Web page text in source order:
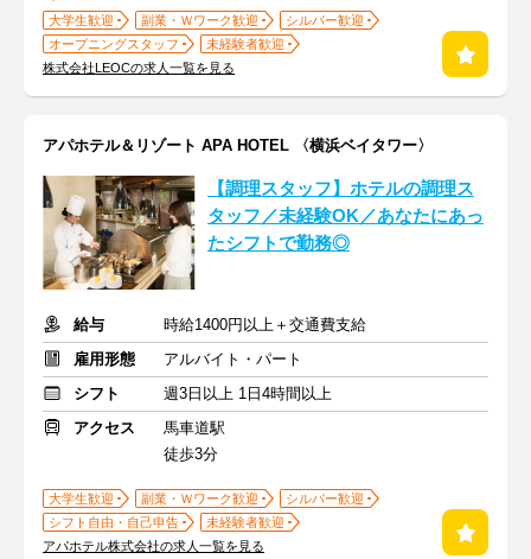
大学生歓迎 副業・Ｗワーク歓迎
シルバー歓迎
オープニングスタッフ
未経験者歓迎
株式会社LEOCの求人一覧を見る
アパホテル＆リゾート APA HOTEL 〈横浜ベイタワー〉
【調理スタッフ】ホテルの調理ス
タッフ／未経験OK／あなたにあっ
たシフトで勤務◎
給与
時給1400円以上＋交通費支給
雇用形態
アルバイト・パート
シフト
週3日以上 1日4時間以上
アクセス
馬車道駅
徒歩3分
大学生歓迎 副業・Ｗワーク歓迎
シルバー歓迎
シフト自由・自己申告
未経験者歓迎
アパホテル株式会社の求人一覧を見る